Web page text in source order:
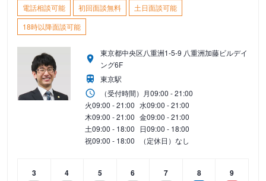
電話相談可能 初回面談無料
土日面談可能
18時以降面談可能
東京都中央区八重洲1-5-9 八重洲加藤ビルデイ
ング6F
東京駅
（受付時間） 月09:00 - 21:00
火09:00 - 21:00 水09:00 - 21:00
木09:00 - 21:00 金09:00 - 21:00
土09:00 - 18:00 日09:00 - 18:00
祝09:00 - 18:00 （定休日）なし
3
4
5
6
7
8
9